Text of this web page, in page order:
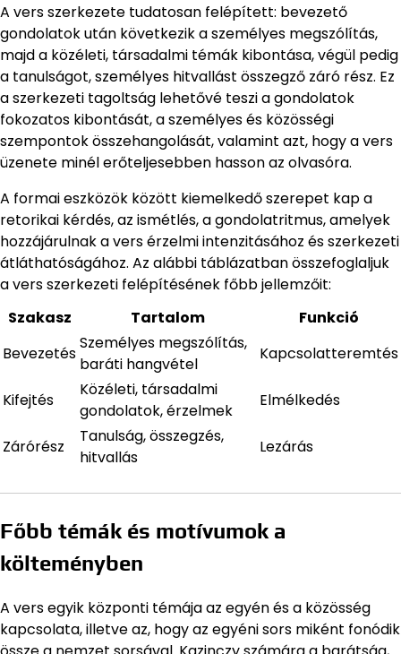
A vers szerkezete tudatosan felépített: bevezető
gondolatok után következik a személyes megszólítás,
majd a közéleti, társadalmi témák kibontása, végül pedig
a tanulságot, személyes hitvallást összegző záró rész. Ez
a szerkezeti tagoltság lehetővé teszi a gondolatok
fokozatos kibontását, a személyes és közösségi
szempontok összehangolását, valamint azt, hogy a vers
üzenete minél erőteljesebben hasson az olvasóra.
A formai eszközök között kiemelkedő szerepet kap a
retorikai kérdés, az ismétlés, a gondolatritmus, amelyek
hozzájárulnak a vers érzelmi intenzitásához és szerkezeti
átláthatóságához. Az alábbi táblázatban összefoglaljuk
a vers szerkezeti felépítésének főbb jellemzőit:
Szakasz
Tartalom
Funkció
Bevezetés
Személyes megszólítás,
baráti hangvétel
Kapcsolatteremtés
Kifejtés
Közéleti, társadalmi
gondolatok, érzelmek
Elmélkedés
Zárórész
Tanulság, összegzés,
hitvallás
Lezárás
Főbb témák és motívumok a
költeményben
A vers egyik központi témája az egyén és a közösség
kapcsolata, illetve az, hogy az egyéni sors miként fonódik